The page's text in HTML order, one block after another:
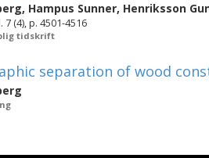
, Hampus Sunner, Henriksson
(4), p. 4501-4516
tidskrift
separation of wood